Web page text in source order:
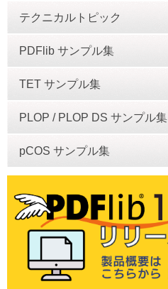
テクニカルトピック
PDFlib サンプル集
TET サンプル集
PLOP / PLOP DS サンプル集
pCOS サンプル集